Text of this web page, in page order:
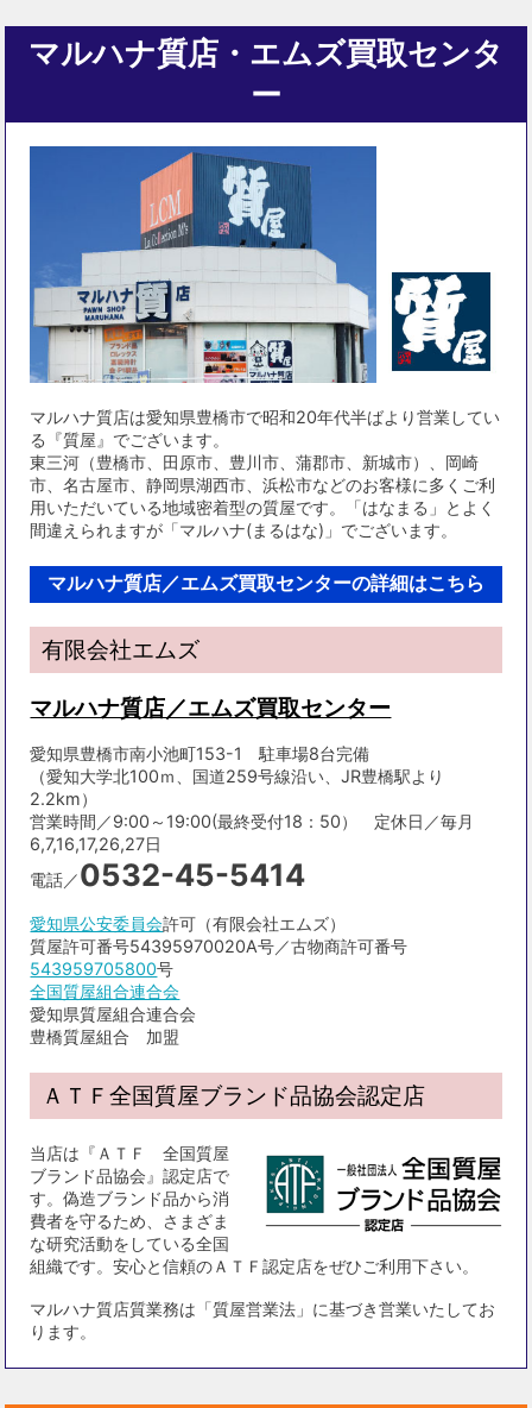
マルハナ質店・エムズ買取センタ
ー
マルハナ質店は愛知県豊橋市で昭和20年代半ばより営業してい
る『質屋』でございます。
東三河（豊橋市、田原市、豊川市、蒲郡市、新城市）、岡崎
市、名古屋市、静岡県湖西市、浜松市などのお客様に多くご利
用いただいている地域密着型の質屋です。「はなまる」とよく
間違えられますが「マルハナ(まるはな)」でございます。
マルハナ質店／エムズ買取センターの詳細はこちら
有限会社エムズ
マルハナ質店／エムズ買取センター
愛知県豊橋市南小池町153-1 駐車場8台完備
（愛知大学北100ｍ、国道259号線沿い、JR豊橋駅より
2.2km）
営業時間／9:00～19:00(最終受付18：50） 定休日／毎月
6,7,16,17,26,27日
電話／0532-45-5414
愛知県公安委員会許可（有限会社エムズ）
質屋許可番号54395970020A号／古物商許可番号
543959705800号
全国質屋組合連合会
愛知県質屋組合連合会
豊橋質屋組合 加盟
ＡＴＦ全国質屋ブランド品協会認定店
当店は『ＡＴＦ 全国質屋
ブランド品協会』認定店で
す。偽造ブランド品から消
費者を守るため、さまざま
な研究活動をしている全国
組織です。安心と信頼のＡＴＦ認定店をぜひご利用下さい。
マルハナ質店質業務は「質屋営業法」に基づき営業いたしてお
ります。